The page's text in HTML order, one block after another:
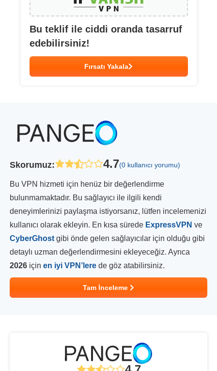
Bu teklif ile ciddi oranda tasarruf
edebilirsiniz!
Fırsatı Yakala
Skorumuz: 4.7(0 kullanıcı yorumu)
Bu VPN hizmeti için henüz bir değerlendirme
bulunmamaktadır. Bu sağlayıcı ile ilgili kendi
deneyimlerinizi paylaşma istiyorsanız, lütfen incelemenizi
kullanıcı olarak ekleyin. En kısa sürede ExpressVPN ve
CyberGhost gibi önde gelen sağlayıcılar için olduğu gibi
detaylı uzman değerlendirmesini ekleyeceğiz. Ayrıca
2026 için en iyi VPN’lere de göz atabilirsiniz.
Tam İnceleme